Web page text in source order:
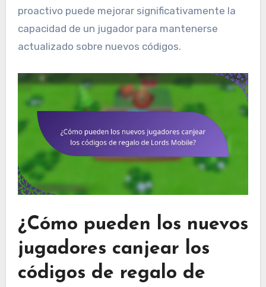
proactivo puede mejorar significativamente la
capacidad de un jugador para mantenerse
actualizado sobre nuevos códigos.
¿Cómo pueden los nuevos
jugadores canjear los
códigos de regalo de